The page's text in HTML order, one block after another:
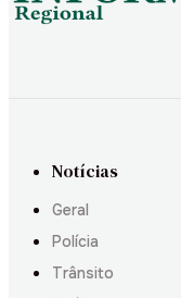
Notícias
Geral
Polícia
Trânsito